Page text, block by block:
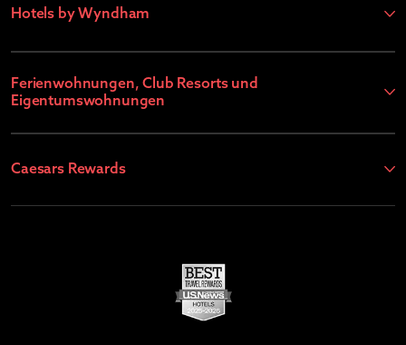
Hotels by Wyndham
Ferienwohnungen, Club Resorts und
Eigentumswohnungen
Caesars Rewards